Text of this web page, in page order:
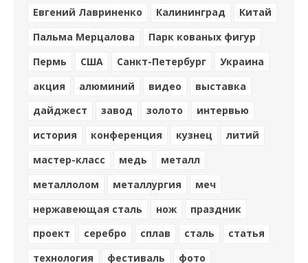
Евгений Лавриненко
Калининград
Китай
Пальма Мерцалова
Парк кованых фигур
Пермь
США Санкт-Петербург
Украина
акция
алюминий видео
выставка
дайджест
завод золото
интервью
история
конференция кузнец
литий
мастер-класс
медь
металл
металлолом
металлургия
меч
нержавеющая сталь
нож
праздник
проект
серебро сплав сталь
статья
технология
фестиваль
фото